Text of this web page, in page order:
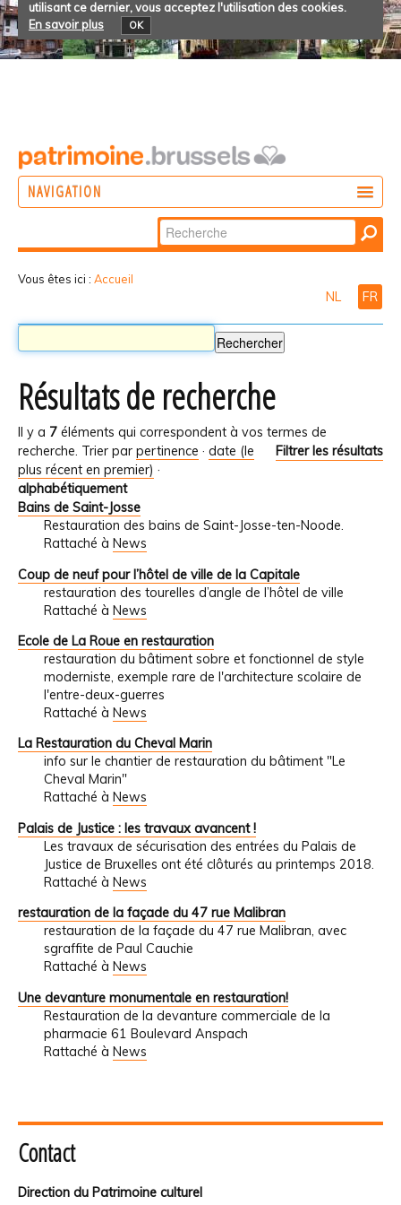
utilisant ce dernier, vous acceptez l'utilisation des cookies.
En savoir plus
OK
NAVIGATION
Chercher par
Recherche
Vous êtes ici : Accueil
NL FR
Résultats de recherche
Il y a 7 éléments qui correspondent à vos termes de
recherche.
Filtrer les résultats
Trier par pertinence · date (le
plus récent en premier) ·
alphabétiquement
Bains de Saint-Josse
Restauration des bains de Saint-Josse-ten-Noode.
Rattaché à News
Coup de neuf pour l’hôtel de ville de la Capitale
restauration des tourelles d’angle de l’hôtel de ville
Rattaché à News
Ecole de La Roue en restauration
restauration du bâtiment sobre et fonctionnel de style
moderniste, exemple rare de l'architecture scolaire de
l'entre-deux-guerres
Rattaché à News
La Restauration du Cheval Marin
info sur le chantier de restauration du bâtiment "Le
Cheval Marin"
Rattaché à News
Palais de Justice : les travaux avancent !
Les travaux de sécurisation des entrées du Palais de
Justice de Bruxelles ont été clôturés au printemps 2018.
Rattaché à News
restauration de la façade du 47 rue Malibran
restauration de la façade du 47 rue Malibran, avec
sgraffite de Paul Cauchie
Rattaché à News
Une devanture monumentale en restauration!
Restauration de la devanture commerciale de la
pharmacie 61 Boulevard Anspach
Rattaché à News
Contact
Direction du Patrimoine culturel